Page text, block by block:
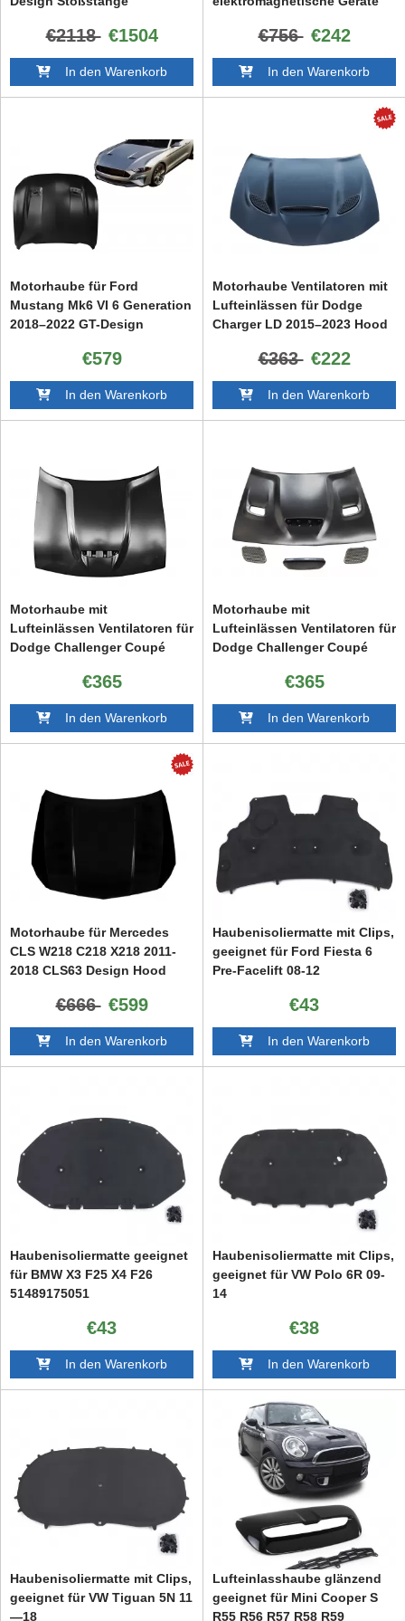
€2118 €1504
In den Warenkorb
€756 €242
In den Warenkorb
Motorhaube für Ford
Mustang Mk6 VI 6 Generation
2018–2022 GT-Design
€579
In den Warenkorb
Motorhaube Ventilatoren mit
Lufteinlässen für Dodge
Charger LD 2015–2023 Hood
€363 €222
In den Warenkorb
Motorhaube mit
Lufteinlässen Ventilatoren für
Dodge Challenger Coupé
€365
In den Warenkorb
Motorhaube mit
Lufteinlässen Ventilatoren für
Dodge Challenger Coupé
€365
In den Warenkorb
Motorhaube für Mercedes
CLS W218 C218 X218 2011-
2018 CLS63 Design Hood
€666 €599
In den Warenkorb
Haubenisoliermatte mit Clips,
geeignet für Ford Fiesta 6
Pre-Facelift 08-12
€43
In den Warenkorb
Haubenisoliermatte geeignet
für BMW X3 F25 X4 F26
51489175051
€43
In den Warenkorb
Haubenisoliermatte mit Clips,
geeignet für VW Polo 6R 09-
14
€38
In den Warenkorb
Haubenisoliermatte mit Clips,
geeignet für VW Tiguan 5N 11
—18
Lufteinlasshaube glänzend
geeignet für Mini Cooper S
R55 R56 R57 R58 R59